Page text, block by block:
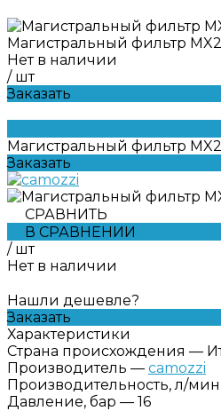
Магистральный фильтр
Нет в наличии
/ шт
Заказать
Магистральный фильтр
Заказать
СРАВНИТЬ
В СРАВНЕНИИ
/ шт
Нет в наличии
Нашли дешевле?
Заказать
Характеристики
Страна происхождения —
Производитель — camozzi
Производительность, л/мин
Давление, бар — 16